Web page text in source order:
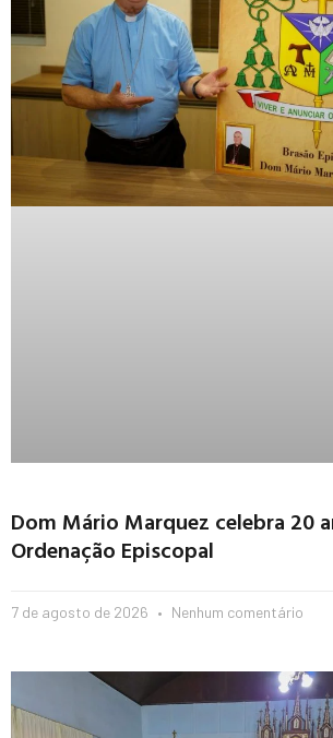
Dom Mário Marquez celebra 20
Ordenação Episcopal
7 de agosto de 2026 Nenhum comentário